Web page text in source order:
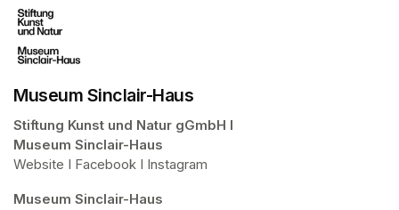
Museum Sinclair-Haus
Stiftung Kunst und Natur gGmbH I
Museum Sinclair-Haus
Website I Facebook I Instagram
Museum Sinclair-Haus